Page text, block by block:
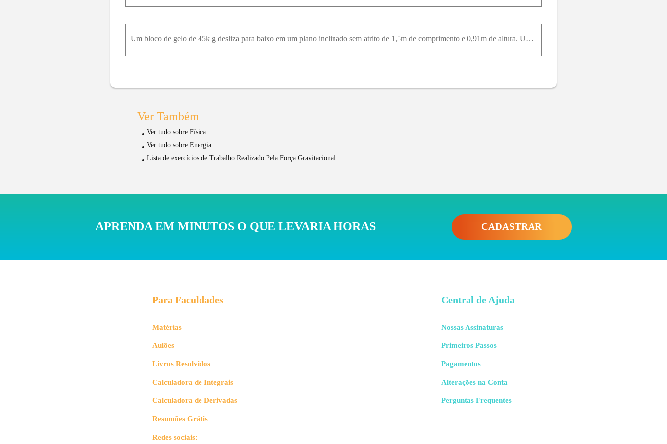
Um bloco de gelo de 45k g desliza para baixo em um plano inclinado sem atrito de 1,5m de comprimento e 0,91m de altura. Um operário empurra o bloco para cima com uma força paralela ao plano inclinado,
Ver Também
Ver tudo sobre Física
Ver tudo sobre Energia
Lista de exercícios de Trabalho Realizado Pela Força Gravitacional
APRENDA EM MINUTOS O QUE LEVARIA HORAS CADASTRAR
Para Faculdades
Matérias
Aulões
Livros Resolvidos
Calculadora de Integrais
Calculadora de Derivadas
Resumões Grátis
Redes sociais:
Central de Ajuda
Nossas Assinaturas
Primeiros Passos
Pagamentos
Alterações na Conta
Perguntas Frequentes